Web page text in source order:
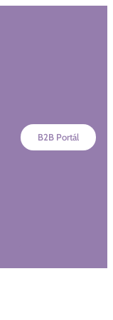
B2B Portál